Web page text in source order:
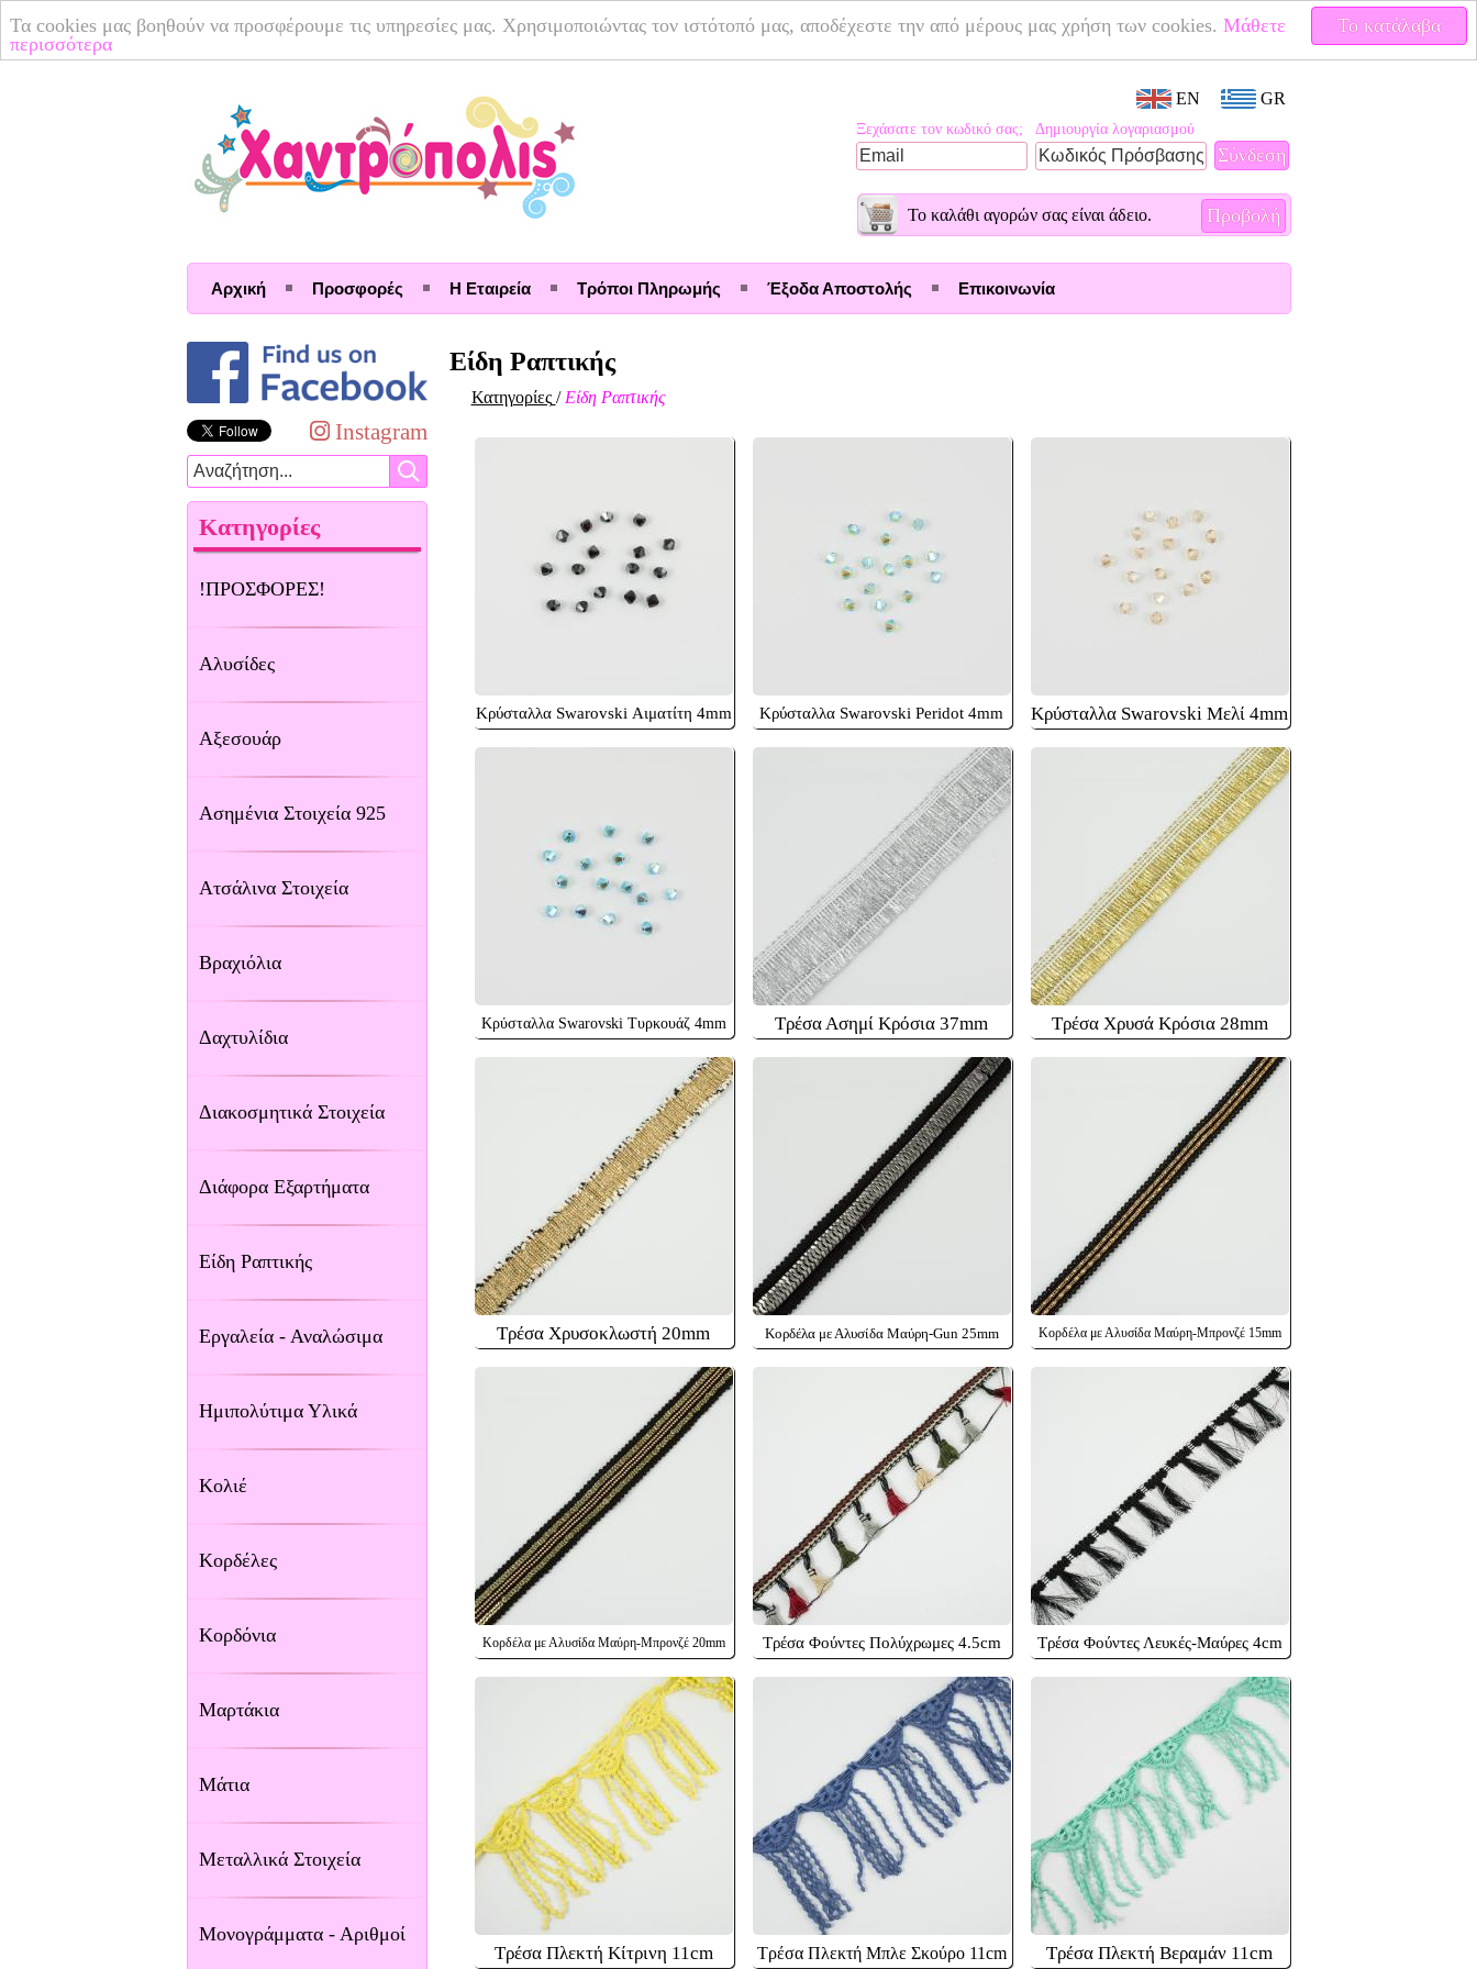
Το κατάλαβα
Τα cookies μας βοηθούν να προσφέρουμε τις υπηρεσίες μας. Χρησιμοποιώντας τον ιστότοπό μας, αποδέχεστε την από μέρους μας χρήση των cookies. Μάθετε
περισσότερα
EN GR
Ξεχάσατε τον κωδικό σας; Δημιουργία λογαριασμού
Το καλάθι αγορών σας είναι άδειο. Προβολή
Αρχική Προσφορές Η Εταιρεία Τρόποι Πληρωμής Έξοδα Αποστολής Επικοινωνία
Instagram
Κατηγορίες
!ΠΡΟΣΦΟΡΕΣ!
Αλυσίδες
Αξεσουάρ
Ασημένια Στοιχεία 925
Ατσάλινα Στοιχεία
Βραχιόλια
Δαχτυλίδια
Διακοσμητικά Στοιχεία
Διάφορα Εξαρτήματα
Είδη Ραπτικής
Εργαλεία - Αναλώσιμα
Ημιπολύτιμα Υλικά
Κολιέ
Κορδέλες
Κορδόνια
Μαρτάκια
Μάτια
Μεταλλικά Στοιχεία
Μονογράμματα - Αριθμοί
Είδη Ραπτικής
Κατηγορίες / Είδη Ραπτικής
Κρύσταλλα Swarovski Αιματίτη 4mm Κρύσταλλα Swarovski Peridot 4mm Κρύσταλλα Swarovski Μελί 4mm
Κρύσταλλα Swarovski Τυρκουάζ 4mm Τρέσα Ασημί Κρόσια 37mm Τρέσα Χρυσά Κρόσια 28mm
Τρέσα Χρυσοκλωστή 20mm Κορδέλα με Αλυσίδα Μαύρη-Gun 25mm Κορδέλα με Αλυσίδα Μαύρη-Μπρονζέ 15mm
Κορδέλα με Αλυσίδα Μαύρη-Μπρονζέ 20mm Τρέσα Φούντες Πολύχρωμες 4.5cm Τρέσα Φούντες Λευκές-Μαύρες 4cm
Τρέσα Πλεκτή Κίτρινη 11cm Τρέσα Πλεκτή Μπλε Σκούρο 11cm Τρέσα Πλεκτή Βεραμάν 11cm